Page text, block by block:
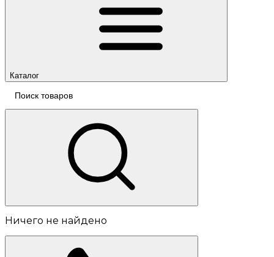
Каталог
Ничего не найдено